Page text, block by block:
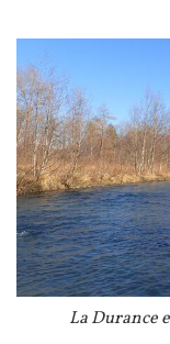
LégendeLa Durance